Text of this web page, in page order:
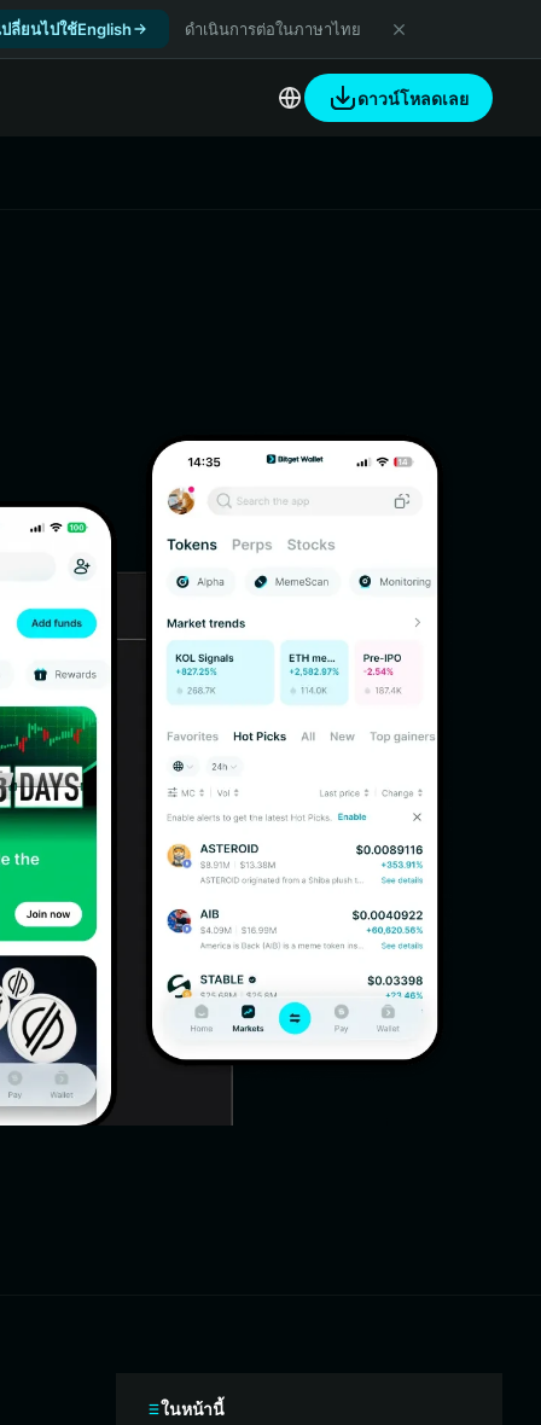
ปลี่ยนไปใช้English ดำเนินการต่อในภาษาไทย
ดาวน์โหลดเลย
ในหน้านี้